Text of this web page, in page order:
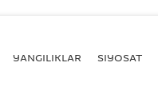
YANGILIKLAR SIYOSAT